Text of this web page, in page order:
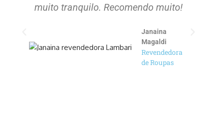
muito tranquilo. Recomendo muito!
Janaina
Magaldi
Revendedora
de Roupas